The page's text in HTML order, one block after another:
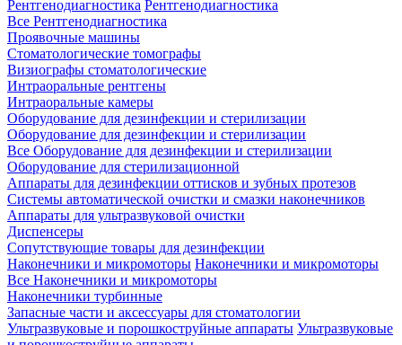
Рентгенодиагностика Рентгенодиагностика
Все Рентгенодиагностика
Проявочные машины
Стоматологические томографы
Визиографы стоматологические
Интраоральные рентгены
Интраоральные камеры
Оборудование для дезинфекции и стерилизации
Оборудование для дезинфекции и стерилизации
Все Оборудование для дезинфекции и стерилизации
Оборудование для стерилизационной
Аппараты для дезинфекции оттисков и зубных протезов
Системы автоматической очистки и смазки наконечников
Аппараты для ультразвуковой очистки
Диспенсеры
Сопутствующие товары для дезинфекции
Наконечники и микромоторы Наконечники и микромоторы
Все Наконечники и микромоторы
Наконечники турбинные
Запасные части и аксессуары для стоматологии
Ультразвуковые и порошкоструйные аппараты Ультразвуковые